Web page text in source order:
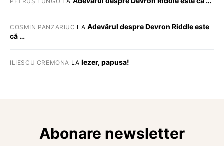
COSMIN PANZARIUC LA Adevărul despre Devron Riddle este
că …
ILIESCU CREMONA LA Iezer, papusa!
Abonare newsletter